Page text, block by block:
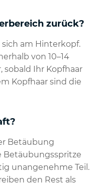
zurück?
am Hinterkopf.
von 10–14
sobald Ihr Kopfhaar
Kopfhaar sind die
Betäubung
Betäubungsspritze
unangenehme Teil.
den Rest als